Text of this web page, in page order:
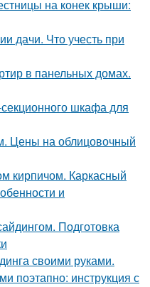
на конек крыши:
дачи. Что учесть при
в панельных домах.
шкафа для
Цены на облицовочный
кирпичом. Каркасный
и
Подготовка
своими руками.
поэтапно: инструкция с